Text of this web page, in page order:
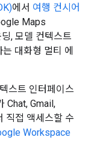
에서 여행 컨시어
Maps
, 모델 컨텍스트
대화형 멀티 에
스트 인터페이스
Chat, Gmail,
직접 액세스할 수
Workspace